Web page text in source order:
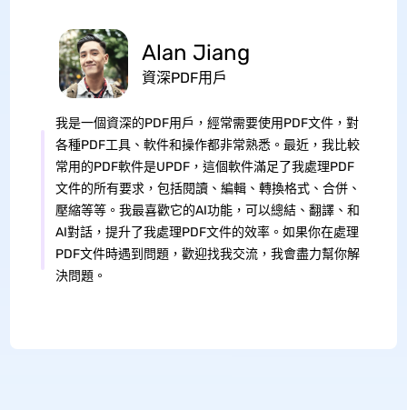
Alan Jiang
資深PDF用戶
我是一個資深的PDF用戶，經常需要使用PDF文件，對
各種PDF工具、軟件和操作都非常熟悉。最近，我比較
常用的PDF軟件是UPDF，這個軟件滿足了我處理PDF
文件的所有要求，包括閱讀、編輯、轉換格式、合併、
壓縮等等。我最喜歡它的AI功能，可以總結、翻譯、和
AI對話，提升了我處理PDF文件的效率。如果你在處理
PDF文件時遇到問題，歡迎找我交流，我會盡力幫你解
決問題。